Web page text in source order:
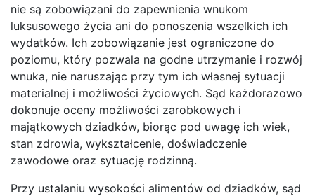
nie są zobowiązani do zapewnienia wnukom
luksusowego życia ani do ponoszenia wszelkich ich
wydatków. Ich zobowiązanie jest ograniczone do
poziomu, który pozwala na godne utrzymanie i rozwój
wnuka, nie naruszając przy tym ich własnej sytuacji
materialnej i możliwości życiowych. Sąd każdorazowo
dokonuje oceny możliwości zarobkowych i
majątkowych dziadków, biorąc pod uwagę ich wiek,
stan zdrowia, wykształcenie, doświadczenie
zawodowe oraz sytuację rodzinną.
Przy ustalaniu wysokości alimentów od dziadków, sąd